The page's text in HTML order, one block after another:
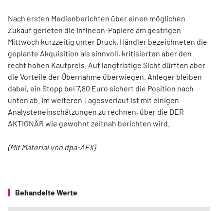
Nach ersten Medienberichten über einen möglichen
Zukauf gerieten die Infineon-Papiere am gestrigen
Mittwoch kurzzeitig unter Druck. Händler bezeichneten die
geplante Akquisition als sinnvoll, kritisierten aber den
recht hohen Kaufpreis. Auf langfristige Sicht dürften aber
die Vorteile der Übernahme überwiegen. Anleger bleiben
dabei, ein Stopp bei 7,80 Euro sichert die Position nach
unten ab. Im weiteren Tagesverlauf ist mit einigen
Analysteneinschätzungen zu rechnen, über die DER
AKTIONÄR wie gewohnt zeitnah berichten wird.
(Mit Material von dpa-AFX)
Behandelte Werte